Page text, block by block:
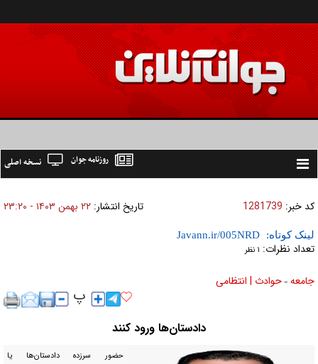
Toggle
نسخه اصلی روزنامه جوان
کد خبر: 1281739 تاریخ انتشار: ۲۲ بهمن ۱۴۰۳ - ۲۳:۲۰
لینک کوتاه:
تعداد نظرات: ۱ نظر
جامعه » حوادث | انتظامی
دادستان‌ها ورود کنند
حضور سرزده دادستان‌ها یا